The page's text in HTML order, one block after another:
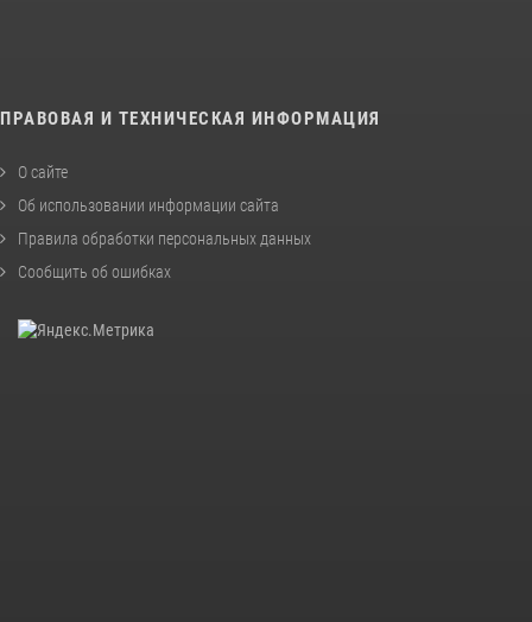
ПРАВОВАЯ И ТЕХНИЧЕСКАЯ ИНФОРМАЦИЯ
О сайте
Об использовании информации сайта
Правила обработки персональных данных
Сообщить об ошибках